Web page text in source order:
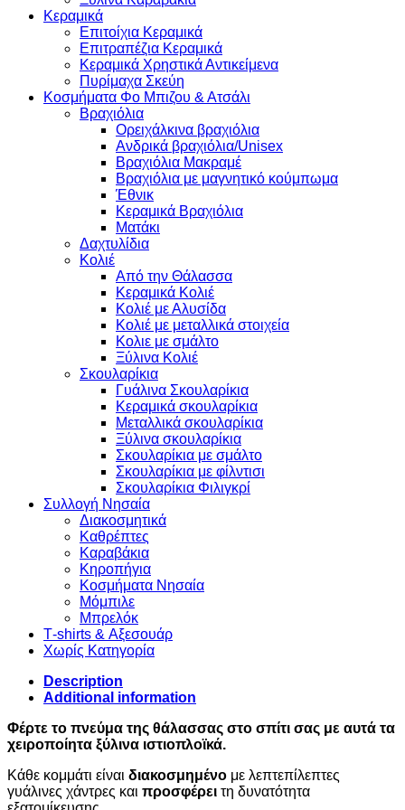
Κεραμικά
Επιτοίχια Κεραμικά
Επιτραπέζια Κεραμικά
Κεραμικά Χρηστικά Αντικείμενα
Πυρίμαχα Σκεύη
Κοσμήματα Φο Μπιζου & Ατσάλι
Βραχιόλια
Oρειχάλκινα βραχιόλια
Ανδρικά βραχιόλια/Unisex
Βραχιόλια Μακραμέ
Βραχιόλια με μαγνητικό κούμπωμα
Έθνικ
Κεραμικά Βραχιόλια
Ματάκι
Δαχτυλίδια
Κολιέ
Από την Θάλασσα
Κεραμικά Κολιέ
Κολιέ με Αλυσίδα
Κολιέ με μεταλλικά στοιχεία
Κολιε με σμάλτο
Ξύλινα Κολιέ
Σκουλαρίκια
Γυάλινα Σκουλαρίκια
Κεραμικά σκουλαρίκια
Μεταλλικά σκουλαρίκια
Ξύλινα σκουλαρίκια
Σκουλαρίκια με σμάλτο
Σκουλαρίκια με φίλντισι
Σκουλαρίκια Φιλιγκρί
Συλλογή Νησαία
Διακοσμητικά
Καθρέπτες
Καραβάκια
Κηροπήγια
Κοσμήματα Νησαία
Μόμπιλε
Μπρελόκ
Τ-shirts & Αξεσουάρ
Χωρίς Κατηγορία
Description
Additional information
Φέρτε το πνεύμα της θάλασσας στο σπίτι σας με αυτά τα
χειροποίητα ξύλινα ιστιοπλοϊκά.
Κάθε κομμάτι είναι διακοσμημένο με λεπτεπίλεπτες
γυάλινες χάντρες και προσφέρει τη δυνατότητα